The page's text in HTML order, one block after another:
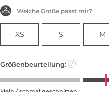
Welche Größe passt mir?
XS S M
Größenbeurteilung: ?